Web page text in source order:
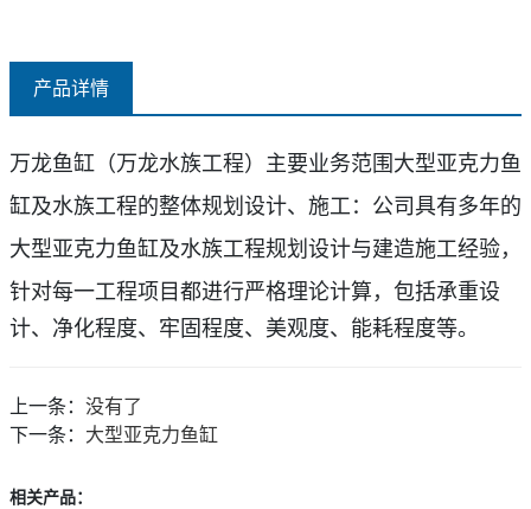
产品详情
万龙鱼缸（万龙水族工程）主要业务范围大型亚克力鱼
缸及水族工程的整体规划设计、施工：公司具有多年的
大型亚克力鱼缸及水族工程规划设计与建造施工经验，
针对每一工程项目都进行严格理论计算，包括承重设
计、净化程度、牢固程度、美观度、能耗程度等。
上一条： 没有了
下一条： 大型亚克力鱼缸
相关产品：